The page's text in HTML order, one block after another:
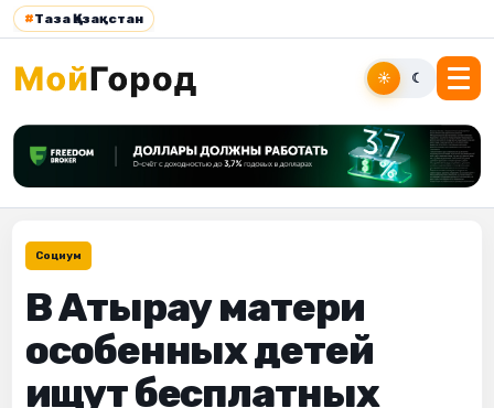
#Таза Қазақстан
☀ ☾
Социум
В Атырау матери
особенных детей
ищут бесплатных